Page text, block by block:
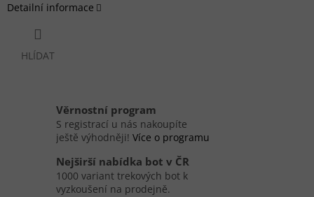
Detailní informace
HLÍDAT
Věrnostní program
S registrací u nás nakoupíte
ještě výhodněji! Více o programu
Nejširší nabídka bot v ČR
1000 variant trekových bot k
vyzkoušení na prodejně.